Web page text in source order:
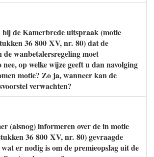
de Kamerbrede uitspraak (motie
36 800 XV, nr. 80) dat de
de wanbetalersregeling moet
op welke wijze geeft u dan navolging
motie? Zo ja, wanneer kan de
verwachten?
(alsnog) informeren over de in motie
36 800 XV, nr. 80) gevraagde
er nodig is om de premieopslag uit de